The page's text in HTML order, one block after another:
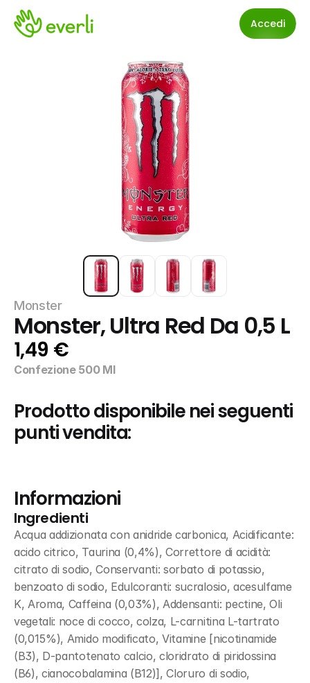
Accedi
Monster
Monster, Ultra Red Da 0,5 L
1,49 €
Confezione 500 Ml
Prodotto disponibile nei seguenti
punti vendita:
Informazioni
Ingredienti
Acqua addizionata con anidride carbonica, Acidificante:
acido citrico, Taurina (0,4%), Correttore di acidità:
citrato di sodio, Conservanti: sorbato di potassio,
benzoato di sodio, Edulcoranti: sucralosio, acesulfame
K, Aroma, Caffeina (0,03%), Addensanti: pectine, Oli
vegetali: noce di cocco, colza, L-carnitina L-tartrato
(0,015%), Amido modificato, Vitamine [nicotinamide
(B3), D-pantotenato calcio, cloridrato di piridossina
(B6), cianocobalamina (B12)], Cloruro di sodio,